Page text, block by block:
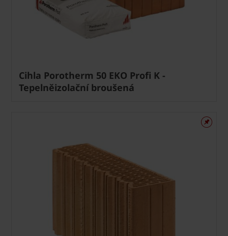
Cihla Porotherm 50 EKO Profi K -
Tepelněizolační broušená